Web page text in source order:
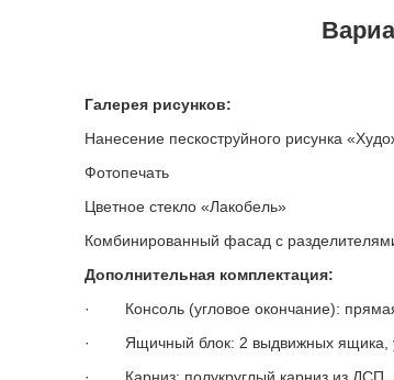
Галерея рисунков:
Нанесение пескоструйного рисунка
Фотопечать
Цветное стекло «Лакобель»
Комбинированный фасад с
Дополнительная комплектация:
· Консоль (угловое окончание):
· Ящичный блок: 2 выдвижных ящика,